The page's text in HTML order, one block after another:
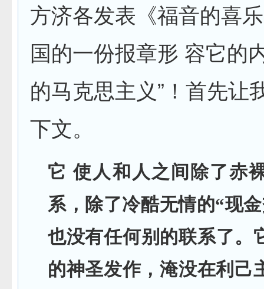
方济各发表《福音的喜
国的一份报章形 容它的
的马克思主义”！首先让
下文。
它 使人和人之间除了赤
系，除了冷酷无情的“现
也没有任何别的联系了
的神圣发作，淹没在利己